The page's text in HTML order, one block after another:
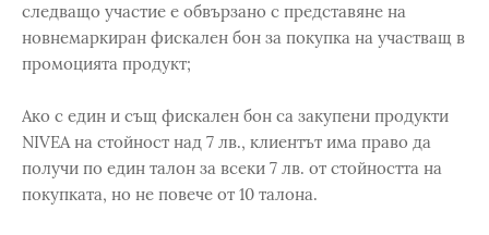
следващо участие е обвързано с представяне на
новнемаркиран фискален бон за покупка на участващ в
промоцията продукт;
Ако с един и същ фискален бон са закупени продукти
NIVEA на стойност над 7 лв., клиентът има право да
получи по един талон за всеки 7 лв. от стойността на
покупката, но не повече от 10 талона.